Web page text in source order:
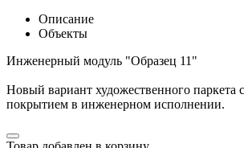
Описание
Объекты
Инженерный модуль "Образец 11"
Новый вариант художественного
покрытием в инженерном исполнении.